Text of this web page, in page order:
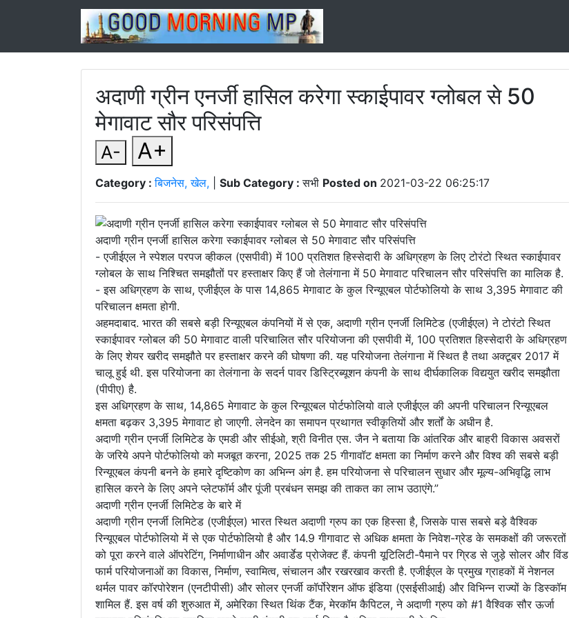
अदाणी ग्रीन एनर्जी हासिल करेगा स्काईपावर ग्लोबल से 50
मेगावाट सौर परिसंपत्ति
A- A+
Category :बिजनेस, खेल, Sub Category :सभी Posted on 2021-03-22 06:25:17
अदाणी ग्रीन एनर्जी हासिल करेगा स्काईपावर ग्लोबल से 50 मेगावाट सौर परिसंपत्ति
- एजीईएल ने स्पेशल परपज व्हीकल (एसपीवी) में 100 प्रतिशत हिस्सेदारी के अधिग्रहण के लिए टोरंटो स्थित स्काईपावर
ग्लोबल के साथ निश्चित समझौतों पर हस्ताक्षर किए हैं जो तेलंगाना में 50 मेगावाट परिचालन सौर परिसंपत्ति का मालिक है.
- इस अधिग्रहण के साथ, एजीईएल के पास 14,865 मेगावाट के कुल रिन्यूएबल पोर्टफोलियो के साथ 3,395 मेगावाट की
परिचालन क्षमता होगी.
अहमदाबाद. भारत की सबसे बड़ी रिन्यूएबल कंपनियों में से एक, अदाणी ग्रीन एनर्जी लिमिटेड (एजीईएल) ने टोरंटो स्थित
स्काईपावर ग्लोबल की 50 मेगावाट वाली परिचालित सौर परियोजना की एसपीवी में, 100 प्रतिशत हिस्सेदारी के अधिग्रहण
के लिए शेयर खरीद समझौते पर हस्ताक्षर करने की घोषणा की. यह परियोजना तेलंगाना में स्थित है तथा अक्टूबर 2017 में
चालू हुई थी. इस परियोजना का तेलंगाना के सदर्न पावर डिस्ट्रिब्यूशन कंपनी के साथ दीर्घकालिक विद्ययुत खरीद समझौता
(पीपीए) है.
इस अधिग्रहण के साथ, 14,865 मेगावाट के कुल रिन्यूएबल पोर्टफोलियो वाले एजीईएल की अपनी परिचालन रिन्यूएबल
क्षमता बढ़कर 3,395 मेगावाट हो जाएगी. लेनदेन का समापन प्रथागत स्वीकृतियों और शर्तों के अधीन है.
अदाणी ग्रीन एनर्जी लिमिटेड के एमडी और सीईओ, श्री विनीत एस. जैन ने बताया कि आंतरिक और बाहरी विकास अवसरों
के जरिये अपने पोर्टफोलियो को मजबूत करना, 2025 तक 25 गीगावॉट क्षमता का निर्माण करने और विश्व की सबसे बड़ी
रिन्यूएबल कंपनी बनने के हमारे दृष्टिकोण का अभिन्न अंग है. हम परियोजना से परिचालन सुधार और मूल्य-अभिवृद्धि लाभ
हासिल करने के लिए अपने प्लेटफॉर्म और पूंजी प्रबंधन समझ की ताकत का लाभ उठाएंगे.”
अदाणी ग्रीन एनर्जी लिमिटेड के बारे में
अदाणी ग्रीन एनर्जी लिमिटेड (एजीईएल) भारत स्थित अदाणी ग्रुप का एक हिस्सा है, जिसके पास सबसे बड़े वैश्विक
रिन्यूएबल पोर्टफोलियो में से एक पोर्टफोलियो है और 14.9 गीगावाट से अधिक क्षमता के निवेश-ग्रेड के समकक्षों की जरूरतों
को पूरा करने वाले ऑपरेटिंग, निर्माणाधीन और अवार्डेड प्रोजेक्ट हैं. कंपनी यूटिलिटी-पैमाने पर ग्रिड से जुड़े सोलर और विंड
फार्म परियोजनाओं का विकास, निर्माण, स्वामित्व, संचालन और रखरखाव करती है. एजीईएल के प्रमुख ग्राहकों में नेशनल
थर्मल पावर कॉरपोरेशन (एनटीपीसी) और सोलर एनर्जी कॉर्पोरेशन ऑफ इंडिया (एसईसीआई) और विभिन्न राज्यों के डिस्कॉम
शामिल हैं. इस वर्ष की शुरुआत में, अमेरिका स्थित थिंक टैंक, मेरकॉम कैपिटल, ने अदाणी ग्रुप को #1 वैश्विक सौर ऊर्जा